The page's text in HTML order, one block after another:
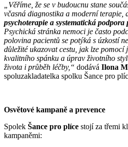
„Věříme, že se v budoucnu stane
včasná diagnostika a moderní terapie,
psychoterapie a systematická
Psychická stránka nemoci je často
polovina pacientů se potýká s úzkostí
důležité ukazovat cestu, jak lze pomocí
kvalitního spánku a úprav životního
života i průběh léčby,“ dodává Ilona
spoluzakladatelka spolku Šance pro
Osvětové kampaně a prevence
Spolek Šance pro plíce stojí za třemi
kampaněmi: